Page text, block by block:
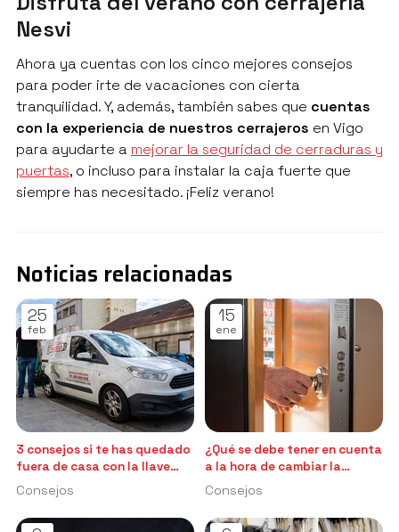
Nesvi
Ahora ya cuentas con los cinco mejores consejos
para poder irte de vacaciones con cierta
tranquilidad. Y, además, también sabes que cuentas
con la experiencia de nuestros cerrajeros en Vigo
para ayudarte a mejorar la seguridad de cerraduras y
puertas, o incluso para instalar la caja fuerte que
siempre has necesitado. ¡Feliz verano!
Noticias relacionadas
25
feb
3 consejos si te has quedado
fuera de casa con la llave
puesta por dentro
Consejos
15
ene
¿Qué se debe tener en cuenta
a la hora de cambiar la
cerradura?
Consejos